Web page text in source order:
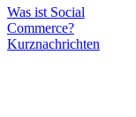
Was ist Social
Commerce?
Kurznachrichten